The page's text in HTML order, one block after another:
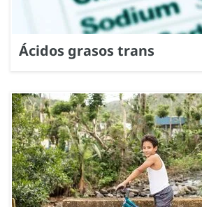
Ácidos grasos trans